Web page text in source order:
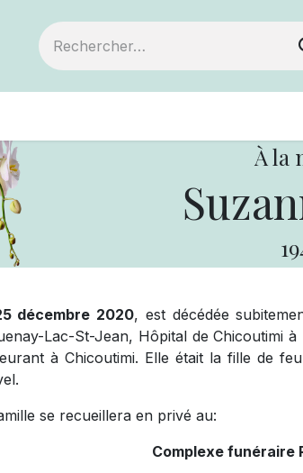
À la
décembre 2020, est décédée
Lac-St-Jean, Hôpital de Chicoutimi à
à Chicoutimi. Elle était la fille de
se recueillera en privé au:
Complexe funéraire